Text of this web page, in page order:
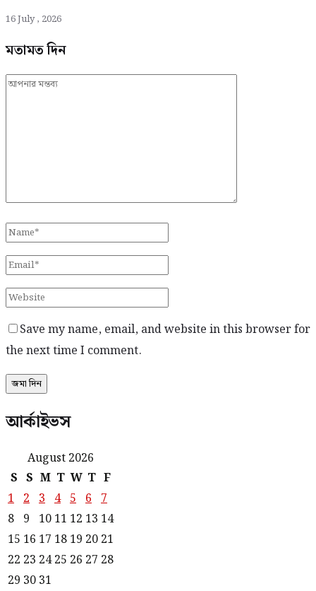
16 July , 2026
মতামত দিন
Save my name, email, and website in this browser for
the next time I comment.
আর্কাইভস
August 2026
S S M T W T F
1 2 3 4 5 6 7
8 9 10 11 12 13 14
15 16 17 18 19 20 21
22 23 24 25 26 27 28
29 30 31